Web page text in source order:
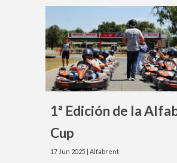
1ª Edición de la
Cup
17 Jun 2025 | Alfabrent